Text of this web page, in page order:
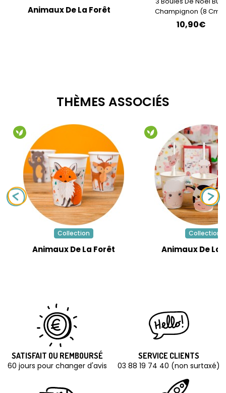
Animaux De La Forêt
Champignon (8 Cm)
Verre/Bois
10,90€
THÈMES ASSOCIÉS
Collection
Animaux De La Forêt
Collection
Animaux De La
SATISFAIT OU REMBOURSÉ
60 jours pour changer d'avis
SERVICE CLIENTS
03 88 19 74 40 (non surtaxé)